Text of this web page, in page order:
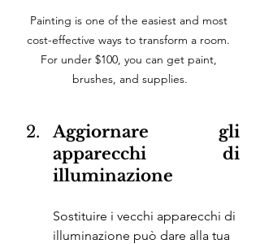
Painting is one of the easiest and most
cost-effective ways to transform a room.
For under $100, you can get paint,
brushes, and supplies.
Aggiornare gli
apparecchi di
illuminazione
Sostituire i vecchi apparecchi di
illuminazione può dare alla tua